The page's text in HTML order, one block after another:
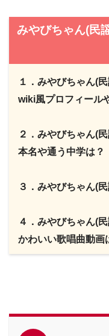
みやびちゃん(民
１．みやびちゃん(
wiki風プロフィール
２．みやびちゃん(
本名や通う中学は？
３．みやびちゃん(
４．みやびちゃん(
かわいい歌唱曲動画